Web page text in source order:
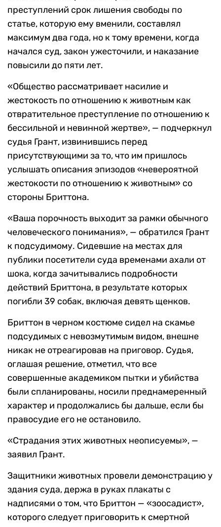
преступлений срок лишения свободы по
статье, которую ему вменили, составлял
максимум два года, но к тому времени, когда
начался суд, закон ужесточили, и наказание
повысили до пяти лет.
«Общество рассматривает насилие и
жестокость по отношению к животным как
отвратительное преступление по отношению к
бессильной и невинной жертве», — подчеркнул
судья Грант, извинившись перед
присутствующими за то, что им пришлось
услышать описания эпизодов «невероятной
жестокости по отношению к животным» со
стороны Бриттона.
«Ваша порочность выходит за рамки обычного
человеческого понимания», — обратился Грант
к подсудимому. Сидевшие на местах для
публики посетители суда временами ахали от
шока, когда зачитывались подробности
действий Бриттона, в результате которых
погибли 39 собак, включая девять щенков.
Бриттон в черном костюме сидел на скамье
подсудимых с невозмутимым видом, внешне
никак не отреагировав на приговор. Судья,
оглашая решение, отметил, что все
совершенные академиком пытки и убийства
были спланированы, носили преднамеренный
характер и продолжались бы дальше, если бы
правосудие его не остановило.
«Страдания этих животных неописуемы», —
заявил Грант.
Защитники животных провели демонстрацию у
здания суда, держа в руках плакаты с
надписями о том, что Бриттон — «зоосадист»,
которого следует приговорить к смертной